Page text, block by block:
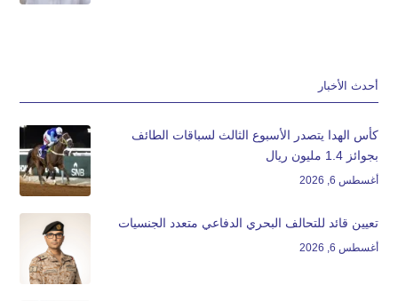
أحدث الأخبار
كأس الهدا يتصدر الأسبوع الثالث لسباقات الطائف
بجوائز 1.4 مليون ريال
أغسطس 6, 2026
تعيين قائد للتحالف البحري الدفاعي متعدد الجنسيات
أغسطس 6, 2026